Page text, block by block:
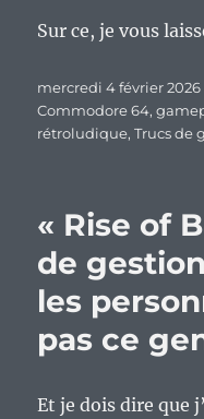
Sur ce, je vous
Publié
le
mercredi 4 février 2026
Commodore 64,
rétroludique,Trucs de
« Rise of
de
les
pas ce
Et je dois dire que